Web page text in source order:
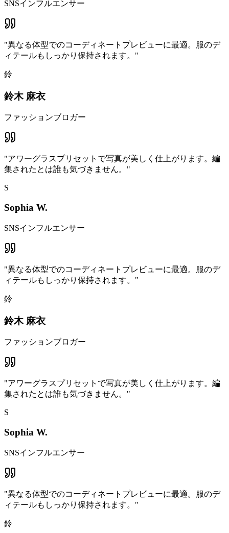
SNSインフルエンサー
"異なる体型でのコーディネートプレビューに最適。服のデ
ィテールもしっかり保持されます。 "
鈴
鈴木 麻衣
ファッションブロガー
"アワーグラスプリセットで写真が美しく仕上がります。編
集されたとは誰も気づきません。 "
S
Sophia W.
SNSインフルエンサー
"異なる体型でのコーディネートプレビューに最適。服のデ
ィテールもしっかり保持されます。 "
鈴
鈴木 麻衣
ファッションブロガー
"アワーグラスプリセットで写真が美しく仕上がります。編
集されたとは誰も気づきません。 "
S
Sophia W.
SNSインフルエンサー
"異なる体型でのコーディネートプレビューに最適。服のデ
ィテールもしっかり保持されます。 "
鈴